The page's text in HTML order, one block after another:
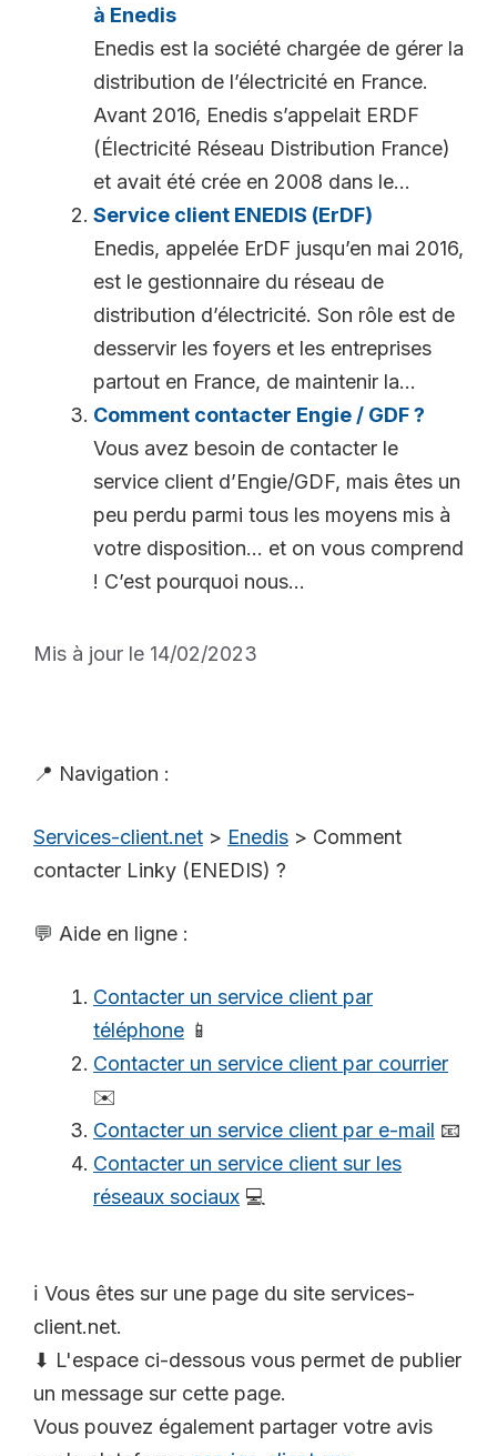
à Enedis
Enedis est la société chargée de gérer la
distribution de l’électricité en France.
Avant 2016, Enedis s’appelait ERDF
(Électricité Réseau Distribution France)
et avait été crée en 2008 dans le...
Service client ENEDIS (ErDF)
Enedis, appelée ErDF jusqu’en mai 2016,
est le gestionnaire du réseau de
distribution d’électricité. Son rôle est de
desservir les foyers et les entreprises
partout en France, de maintenir la...
Comment contacter Engie / GDF ?
Vous avez besoin de contacter le
service client d’Engie/GDF, mais êtes un
peu perdu parmi tous les moyens mis à
votre disposition… et on vous comprend
! C’est pourquoi nous...
Mis à jour le 14/02/2023
📍 Navigation :
Services-client.net > Enedis > Comment
contacter Linky (ENEDIS) ?
💬 Aide en ligne :
Contacter un service client par
téléphone 📱
Contacter un service client par courrier
✉️
Contacter un service client par e-mail 📧
Contacter un service client sur les
réseaux sociaux 💻
ℹ️ Vous êtes sur une page du site services-
client.net.
⬇ L'espace ci-dessous vous permet de publier
un message sur cette page.
Vous pouvez également partager votre avis